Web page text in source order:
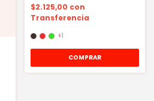
$2.125,00 con
Transferencia
+1
COMPRAR